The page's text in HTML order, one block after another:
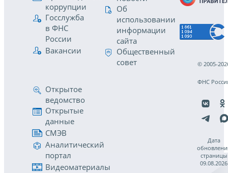
коррупции
Госслужба
в ФНС
России
Вакансии
Об
использовании
информации
сайта
Общественный
совет
Открытое
ведомство
Открытые
данные
СМЭВ
Аналитический
портал
Видеоматериалы
© 2005-
ФНС
Дата
страницы
09.08.2026